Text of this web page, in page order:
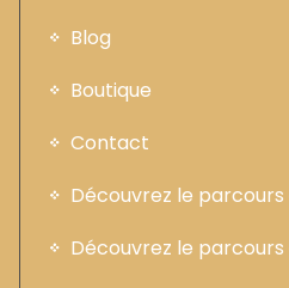
Blog
Boutique
Contact
Découvrez le
Découvrez le